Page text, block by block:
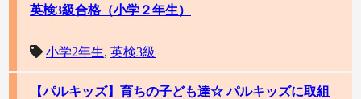
英検3級合格（小学２年生）
小学2年生, 英検3級
【パルキッズ】育ちの子ども達☆ パルキッズに取組